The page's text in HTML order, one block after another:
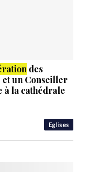
Eglises
des
et un Conseiller
à la cathédrale